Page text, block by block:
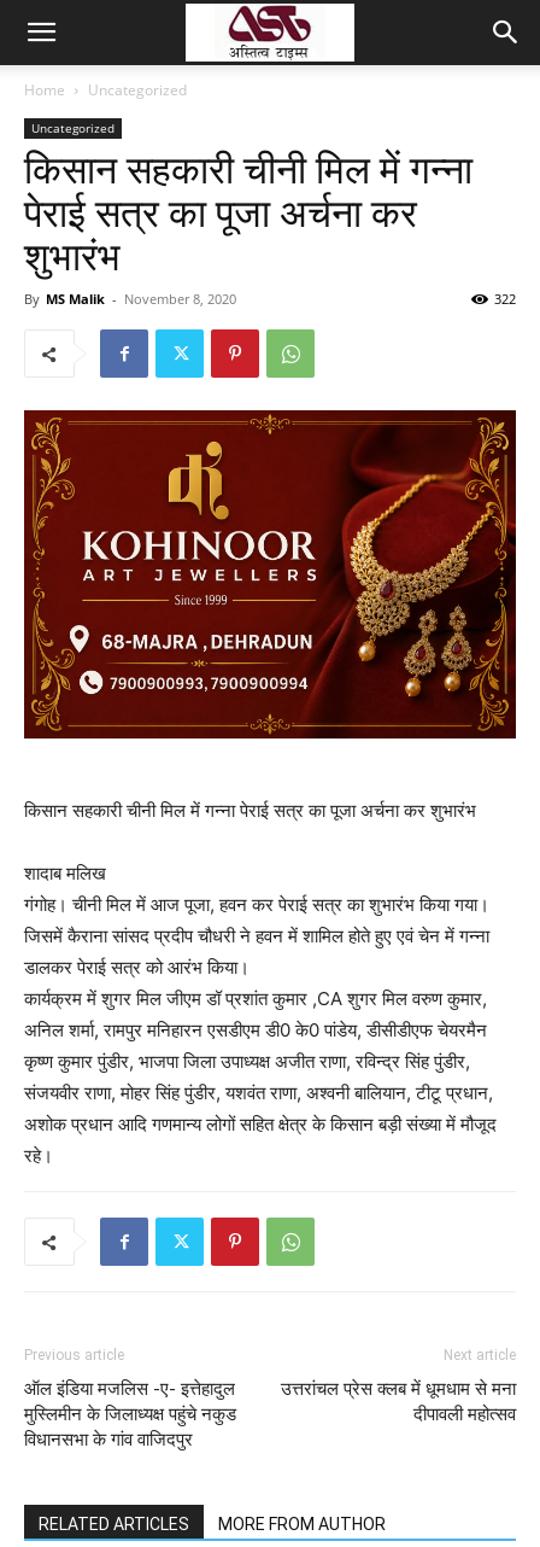
Home Uncategorized
Uncategorized
किसान सहकारी चीनी मिल में गन्ना
पेराई सत्र का पूजा अर्चना कर
शुभारंभ
By MS Malik - November 8, 2020 322
किसान सहकारी चीनी मिल में गन्ना पेराई सत्र का पूजा अर्चना कर शुभारंभ
शादाब मलिख
गंगोह। चीनी मिल में आज पूजा, हवन कर पेराई सत्र का शुभारंभ किया गया।
जिसमें कैराना सांसद प्रदीप चौधरी ने हवन में शामिल होते हुए एवं चेन में गन्ना
डालकर पेराई सत्र को आरंभ किया।
कार्यक्रम में शुगर मिल जीएम डॉ प्रशांत कुमार ,CA शुगर मिल वरुण कुमार,
अनिल शर्मा, रामपुर मनिहारन एसडीएम डी0 के0 पांडेय, डीसीडीएफ चेयरमैन
कृष्ण कुमार पुंडीर, भाजपा जिला उपाध्यक्ष अजीत राणा, रविन्द्र सिंह पुंडीर,
संजयवीर राणा, मोहर सिंह पुंडीर, यशवंत राणा, अश्वनी बालियान, टीटू प्रधान,
अशोक प्रधान आदि गणमान्य लोगों सहित क्षेत्र के किसान बड़ी संख्या में मौजूद
रहे।
Previous article
ऑल इंडिया मजलिस -ए- इत्तेहादुल
मुस्लिमीन के जिलाध्यक्ष पहुंचे नकुड
विधानसभा के गांव वाजिदपुर
Next article
उत्तरांचल प्रेस क्लब में धूमधाम से मना
दीपावली महोत्सव
RELATED ARTICLES MORE FROM AUTHOR